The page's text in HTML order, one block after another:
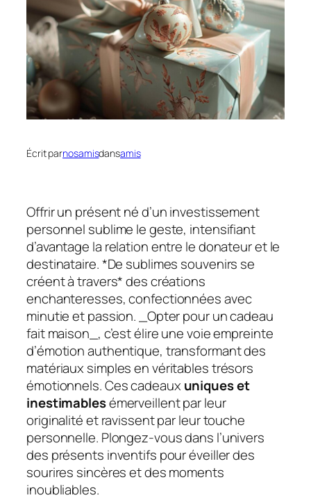
Écrit parnosamisdansamis
Offrir un présent né d’un investissement
personnel sublime le geste, intensifiant
d’avantage la relation entre le donateur et le
destinataire. *De sublimes souvenirs se
créent à travers* des créations
enchanteresses, confectionnées avec
minutie et passion. _Opter pour un cadeau
fait maison_, c’est élire une voie empreinte
d’émotion authentique, transformant des
matériaux simples en véritables trésors
émotionnels. Ces cadeaux uniques et
inestimablesémerveillent par leur
originalité et ravissent par leur touche
personnelle. Plongez-vous dans l’univers
des présents inventifs pour éveiller des
sourires sincères et des moments
inoubliables.